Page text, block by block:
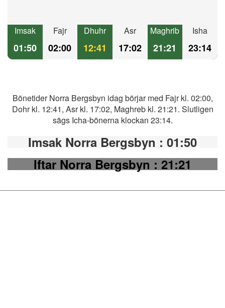
Imsak
01:50
Fajr
02:00
Dhuhr
12:41
Asr
17:02
Maghrib
21:21
Isha
23:14
Bönetider Norra Bergsbyn idag börjar med Fajr kl. 02:00,
Dohr kl. 12:41, Asr kl. 17:02, Maghreb kl. 21:21. Slutligen
sägs Icha-bönerna klockan 23:14.
Imsak Norra Bergsbyn : 01:50
Iftar Norra Bergsbyn: 21:21